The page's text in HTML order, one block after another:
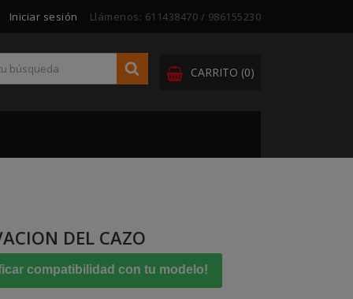
Iniciar sesión Llámenos: 611438470 / 986155230
CARRITO (0)
DEL CAZO
compatibilidad con tu modelo!